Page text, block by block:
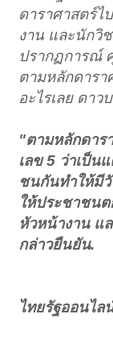
ดาราศาสตร์
งาน และนักวิ
ปรากฏการณ์
ตามหลักดารา
อะไรเลย ดา
"ตามหลักดาร
เลข 5 ว่าเป็น
ชนกันทำให้มีวั
ให้ประชาชน
หัวหน้างาน แ
กล่าวยืนยัน.
ไทยรัฐออนไล